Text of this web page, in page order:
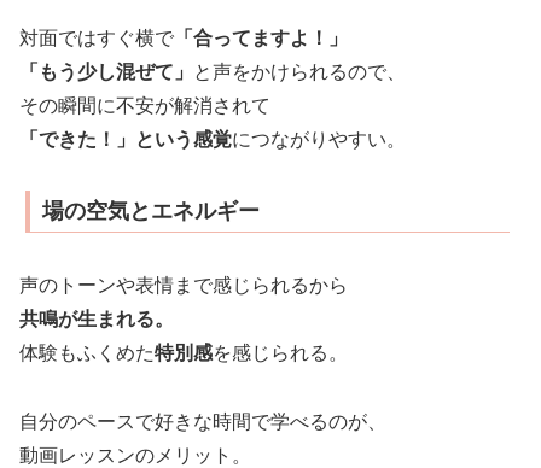
対面ではすぐ横で 「合ってますよ！」
「もう少し混ぜて」
と声をかけられるので、
その瞬間に不安が解消されて
「できた！」という感覚につながりやすい。
場の空気とエネルギー
声のトーンや表情まで感じられるから
共鳴が生まれる。
体験もふくめた特別感を感じられる。
自分のペースで好きな時間で学べるのが、
動画レッスンのメリット。